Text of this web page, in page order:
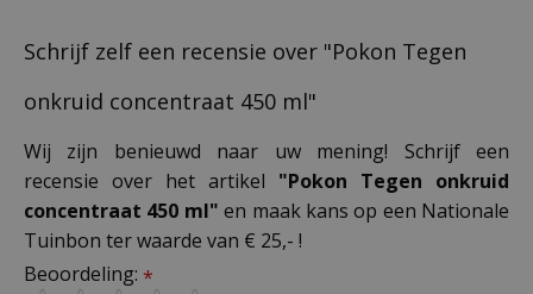
Schrijf zelf een recensie over "Pokon Tegen
onkruid concentraat 450 ml"
Wij zijn benieuwd naar uw mening! Schrijf een
recensie over het artikel "Pokon Tegen onkruid
concentraat 450 ml" en maak kans op een Nationale
Tuinbon ter waarde van € 25,- !
Beoordeling: *